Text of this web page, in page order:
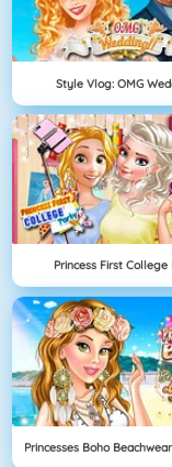
Style Vlog: OMG
Princess First College
Princesses Boho